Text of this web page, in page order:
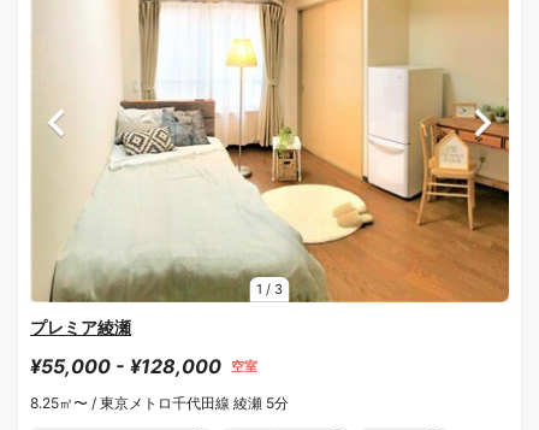
1 / 3
プレミア綾瀬
¥55,000 - ¥128,000 空室
8.25㎡〜 / 東京メトロ千代田線 綾瀬 5分